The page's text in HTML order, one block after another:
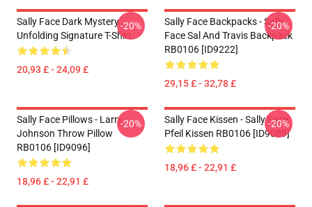
Sally Face Dark Mystery
Unfolding Signature T-Shirt
20,93 £ - 24,09 £
-20%
Sally Face Backpacks - Sally
Face Sal And Travis Backpack
RB0106 [ID9222]
29,15 £ - 32,78 £
-20%
Sally Face Pillows - Larry
Johnson Throw Pillow
RB0106 [ID9096]
18,96 £ - 22,91 £
-20%
Sally Face Kissen - Sally Face
Pfeil Kissen RB0106 [ID9089]
18,96 £ - 22,91 £
-20%